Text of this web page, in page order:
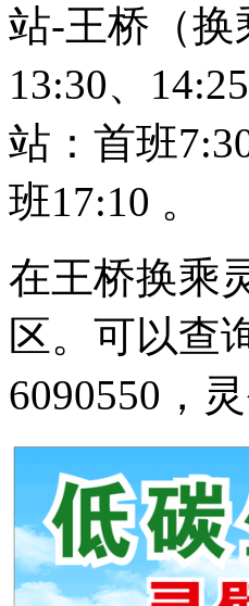
站-王桥（换
13:30、 14:25
站：首班
班17:10 。
在王桥换乘
区。可以查
6090550 ，